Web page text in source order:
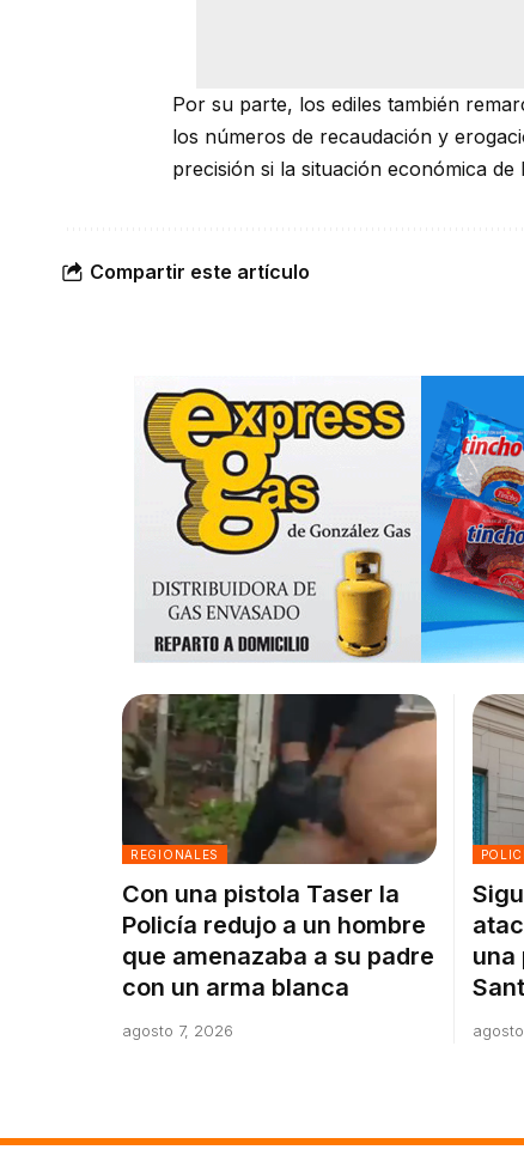
Por su parte, los ediles también
los números de recaudación y
precisión si la situación económica
Compartir este artículo
REGIONALES
Con una pistola Taser la
Policía redujo a un hombre
que amenazaba a su padre
con un arma blanca
agosto 7, 2026
una